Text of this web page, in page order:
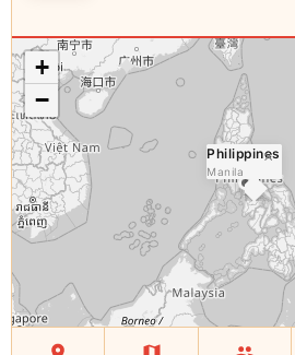
Philippines
Manila
×
+
−